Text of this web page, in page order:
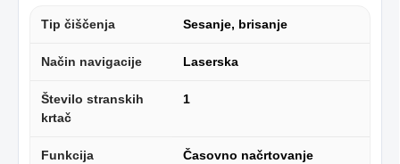
Tip čiščenja Sesanje, brisanje
Način navigacije Laserska
Število stranskih
krtač
1
Funkcija
Časovno načrtovanje